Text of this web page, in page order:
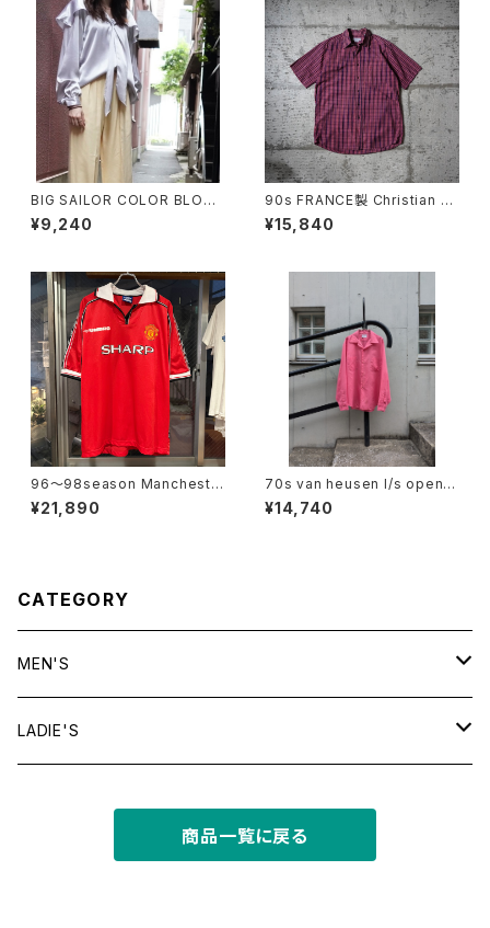
BIG SAILOR COLOR BLOUS
E
¥9,240
90s FRANCE製 Christian Di
or Checkered S/S Shirt
¥15,840
96〜98season Mancheste
r United Retro home shirt
¥21,890
70s van heusen l/s open c
ollar shirt
¥14,740
CATEGORY
MEN'S
tops
LADIE'S
商品一覧に戻る